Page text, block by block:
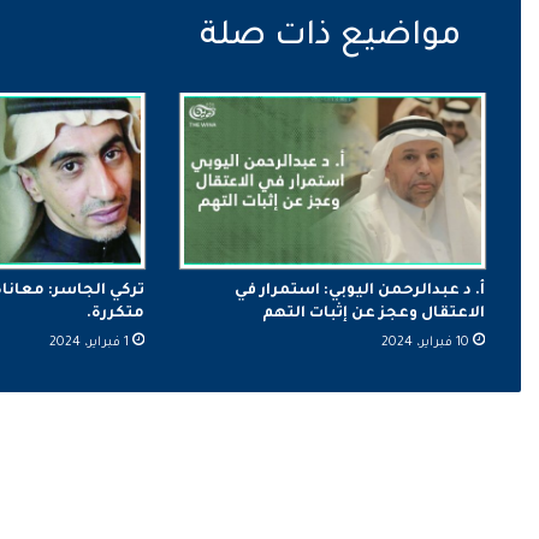
أ. د عبدالرحمن اليوبي: استمرار في
الاعتقال وعجز عن إثبات التهم
10 فبراير، 2024
تركي الجاسر:
متكررة.
1 فبراير، 2024